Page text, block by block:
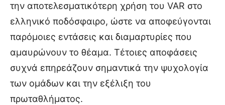
την αποτελεσματικότερη χρήση του VAR στο
ελληνικό ποδόσφαιρο, ώστε να αποφεύγονται
παρόμοιες εντάσεις και διαμαρτυρίες που
αμαυρώνουν το θέαμα. Τέτοιες αποφάσεις
συχνά επηρεάζουν σημαντικά την ψυχολογία
των ομάδων και την εξέλιξη του
πρωταθλήματος.